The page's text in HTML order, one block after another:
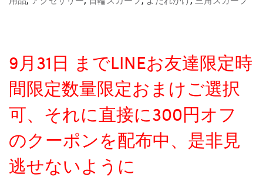
9月31日 までLINEお友達限定時
間限定数量限定おまけご選択
可、それに直接に300円オフ
のクーポンを配布中、是非見
逃せないように